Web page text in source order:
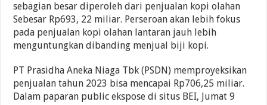
sebagian besar diperoleh dari penjualan kopi olahan
Sebesar Rp693, 22 miliar. Perseroan akan lebih fokus
pada penjualan kopi olahan lantaran jauh lebih
menguntungkan dibanding menjual biji kopi.
PT Prasidha Aneka Niaga Tbk (PSDN) memproyeksikan
penjualan tahun 2023 bisa mencapai Rp706,25 miliar.
Dalam paparan public ekspose di situs BEI, Jumat 9